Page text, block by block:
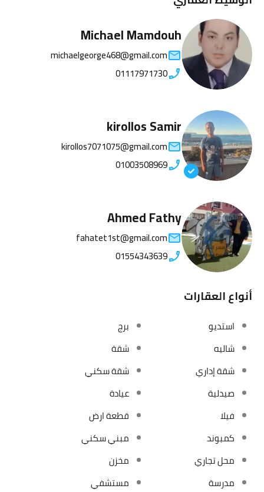
Michael Mamdouh
michaelgeorge468@gmail.com
01117971730
kirollos Samir
kirollos7071075@gmail.com
01003508969
Ahmed Fathy
fahatet1st@gmail.com
01554343639
أنواع العقارات
استديو
برج
شاليه
شقة
شقة إداري
شقة سكني
صيدلية
عيادة
فيلا
قطعة ارض
كمبوند
مبني سكني
محل تجاري
مخزن
مدرسة
مستشفي